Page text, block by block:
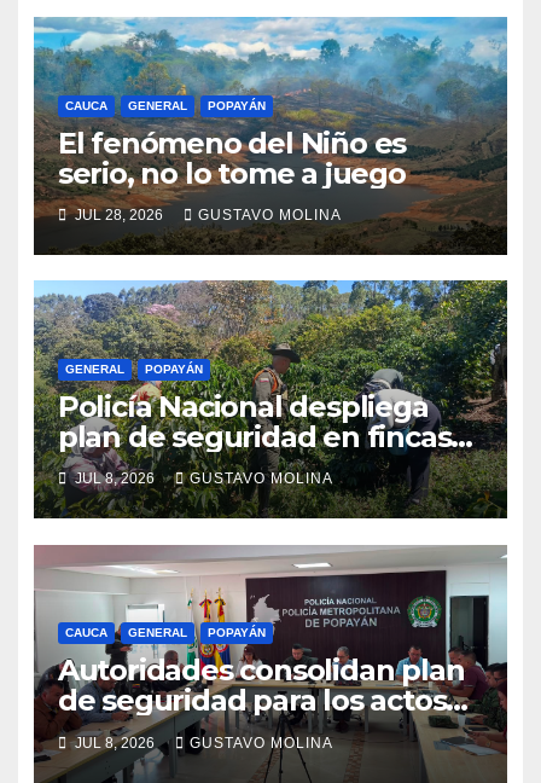
CAUCA GENERAL POPAYÁN
El fenómeno del Niño es
serio, no lo tome a juego
JUL 28, 2026 GUSTAVO MOLINA
GENERAL POPAYÁN
Policía Nacional despliega
plan de seguridad en fincas
cafeteras para proteger a
productores de Popayán
JUL 8, 2026 GUSTAVO MOLINA
CAUCA GENERAL POPAYÁN
Autoridades consolidan plan
de seguridad para los actos
conmemorativos del 20 de
julio
JUL 8, 2026 GUSTAVO MOLINA